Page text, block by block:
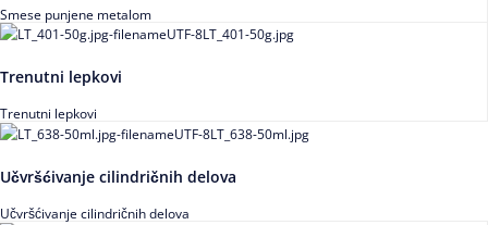
Smese punjene metalom
Trenutni lepkovi
Trenutni lepkovi
Učvršćivanje cilindričnih delova
Učvršćivanje cilindričnih delova